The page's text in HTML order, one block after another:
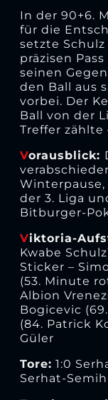
In der 90+6.
für die
setzte
präzisen
seinen
den Ball aus
vorbei. Der
Ball von der
Treffer zählte
Vorausblick:
der 3. Liga
Bitburger-
Viktoria-
Kwabe
Sticker –
(53. Minute
Albion
Bogicevic
(84. Patrick
Güler
Tore: 1:0
Serhat-Semih